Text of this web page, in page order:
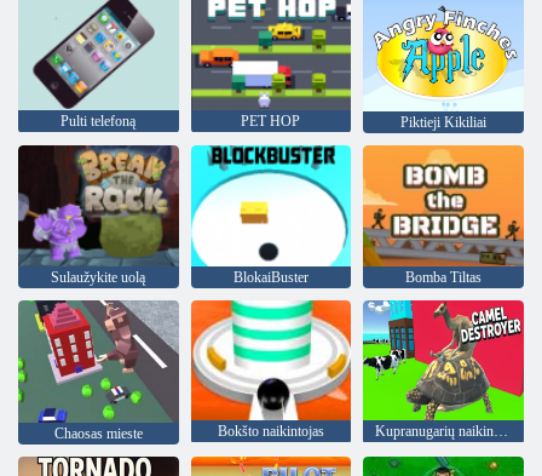
Pulti telefoną PET HOP Piktieji Kikiliai
Sulaužykite uolą BlokaiBuster Bomba Tiltas
Chaosas mieste Bokšto naikintojas Kupranugarių naikintojas